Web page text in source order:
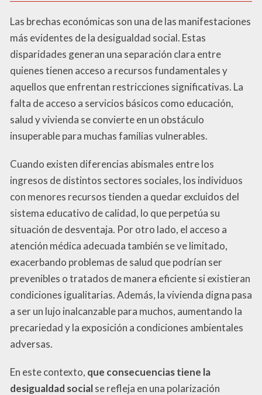
Las brechas económicas son una de las manifestaciones
más evidentes de la desigualdad social. Estas
disparidades generan una separación clara entre
quienes tienen acceso a recursos fundamentales y
aquellos que enfrentan restricciones significativas. La
falta de acceso a servicios básicos como educación,
salud y vivienda se convierte en un obstáculo
insuperable para muchas familias vulnerables.
Cuando existen diferencias abismales entre los
ingresos de distintos sectores sociales, los individuos
con menores recursos tienden a quedar excluidos del
sistema educativo de calidad, lo que perpetúa su
situación de desventaja. Por otro lado, el acceso a
atención médica adecuada también se ve limitado,
exacerbando problemas de salud que podrían ser
prevenibles o tratados de manera eficiente si existieran
condiciones igualitarias. Además, la vivienda digna pasa
a ser un lujo inalcanzable para muchos, aumentando la
precariedad y la exposición a condiciones ambientales
adversas.
En este contexto, que consecuencias tiene la
desigualdad socialse refleja en una polarización